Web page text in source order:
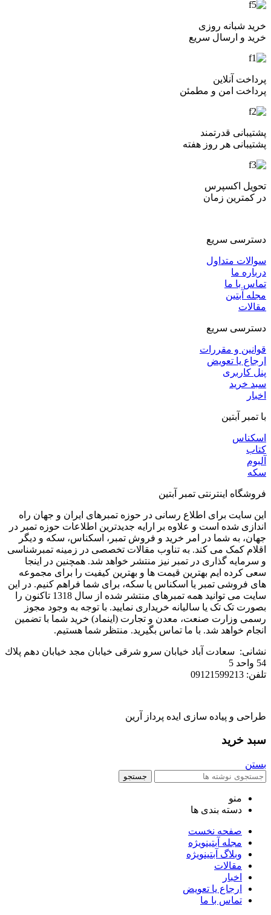
خرید شبانه روزی
خرید و ارسال سریع
پرداخت آنلاین
پرداخت امن و مطمئن
پشتیبانی قدرتمند
پشتیبانی هر روز هفته
تحویل اکسپرس
در کمترین زمان
دسترسی سریع
سوالات متداول
درباره ما
تماس با ما
مجله آبتین
مقالات
دسترسی سریع
قوانین و مقررات
ارجاع یا تعویض
پنل کاربری
سبد خرید
اخبار
با تمبر آبتین
اسکناس
کتاب
آلبوم
سکه
فروشگاه اینترنتی تمبر آبتین
این سایت برای اطلاع رسانی در حوزه تمبرهای ایران و جهان راه
اندازی شده است و علاوه بر ارایه جدیدترین اطلاعات حوزه تمبر در
جهان، به شما در امر خرید و فروش تمبر، اسکناس، سکه و دیگر
اقلام کمک می کند. به تناوب مقالات تخصصی در زمینه تمبرشناسی
و سرمایه گذاری در تمبر نیز منتشر خواهد شد. همچنین در اینجا
سعی کرده ایم بهترین قیمت ها و بهترین کیفیت را برای مجموعه
های فروشی تمبر یا اسکناس یا سکه، برای شما فراهم کنیم. در این
سایت می توانید همه تمبرهای منتشر شده از سال 1318 تاکنون را
بصورت تک تک یا سالیانه خریداری نمایید. با توجه به وجود مجوز
رسمی وزارت صنعت، معدن و تجارت (اینماد) خرید شما با تضمین
انجام خواهد شد. با ما تماس بگیرید. منتظر شما هستیم.
نشانی: سعادت آباد خیابان سرو شرقی خيابان مجد خیابان دهم پلاك
54 واحد 5
تلفن: 09121599213
طراحی و پیاده سازی ایده پرداز آرین
سبد خرید
بستن
جستجو
منو
دسته بندی ها
صفحه نخست
مجله آبتینویژه
وبلاگ آبتینویژه
مقالات
اخبار
ارجاع یا تعویض
تماس با ما